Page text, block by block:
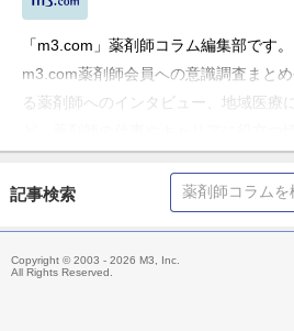
「m3.com」薬剤師コラム編集部です。
m3.com薬剤師会員への意識調査まと
る薬剤師へのインタビュー、地域医療
ど、薬剤師の仕事やキャリアに役立つ
記事検索
Copyright © 2003 - 2026 M3, Inc.
All Rights Reserved.